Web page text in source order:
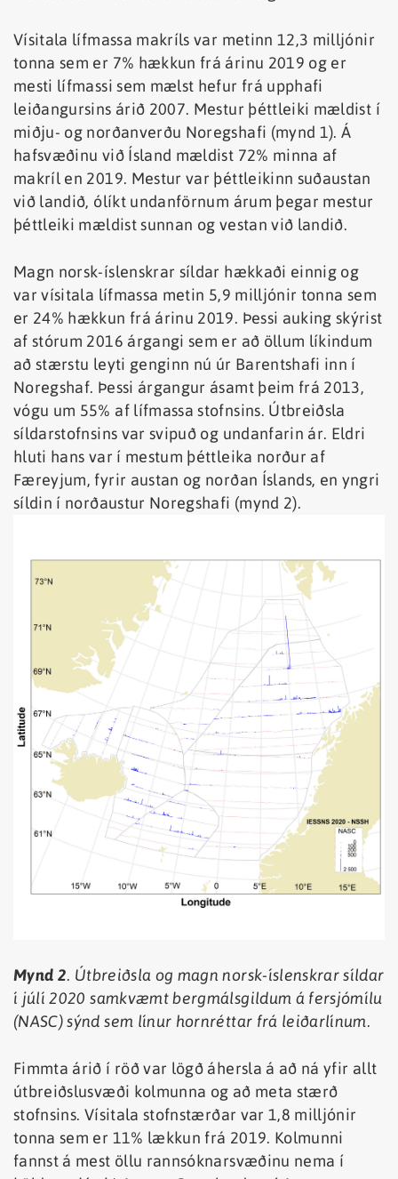
Vísitala lífmassa makríls var metinn 12,3 milljónir
tonna sem er 7% hækkun frá árinu 2019 og er
mesti lífmassi sem mælst hefur frá upphafi
leiðangursins árið 2007. Mestur þéttleiki mældist í
miðju- og norðanverðu Noregshafi (mynd 1). Á
hafsvæðinu við Ísland mældist 72% minna af
makríl en 2019. Mestur var þéttleikinn suðaustan
við landið, ólíkt undanförnum árum þegar mestur
þéttleiki mældist sunnan og vestan við landið.
Magn norsk-íslenskrar síldar hækkaði einnig og
var vísitala lífmassa metin 5,9 milljónir tonna sem
er 24% hækkun frá árinu 2019. Þessi auking skýrist
af stórum 2016 árgangi sem er að öllum líkindum
að stærstu leyti genginn nú úr Barentshafi inn í
Noregshaf. Þessi árgangur ásamt þeim frá 2013,
vógu um 55% af lífmassa stofnsins. Útbreiðsla
síldarstofnsins var svipuð og undanfarin ár. Eldri
hluti hans var í mestum þéttleika norður af
Færeyjum, fyrir austan og norðan Íslands, en yngri
síldin í norðaustur Noregshafi (mynd 2).
Mynd 2. Útbreiðsla og magn norsk-íslenskrar síldar
í júlí 2020 samkvæmt bergmálsgildum á fersjómílu
(NASC) sýnd sem línur hornréttar frá leiðarlínum.
Fimmta árið í röð var lögð áhersla á að ná yfir allt
útbreiðslusvæði kolmunna og að meta stærð
stofnsins. Vísitala stofnstærðar var 1,8 milljónir
tonna sem er 11% lækkun frá 2019. Kolmunni
fannst á mest öllu rannsóknarsvæðinu nema í